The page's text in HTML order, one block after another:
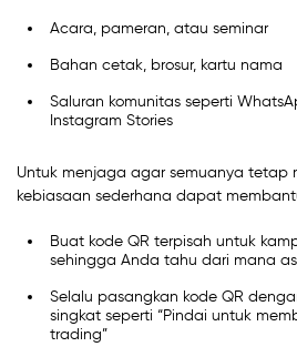
Acara, pameran, atau seminar
Bahan cetak, brosur, kartu nama
Saluran komunitas seperti
Instagram Stories
Untuk menjaga agar semuanya tetap
kebiasaan sederhana dapat
Buat kode QR terpisah untuk
sehingga Anda tahu dari mana
Selalu pasangkan kode QR
singkat seperti “Pindai untuk
trading”